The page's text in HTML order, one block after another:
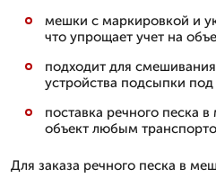
мешки с маркировкой и
что упрощает учет на
подходит для
устройства подсыпки
поставка речного песка
объект любым
Для заказа речного песка в